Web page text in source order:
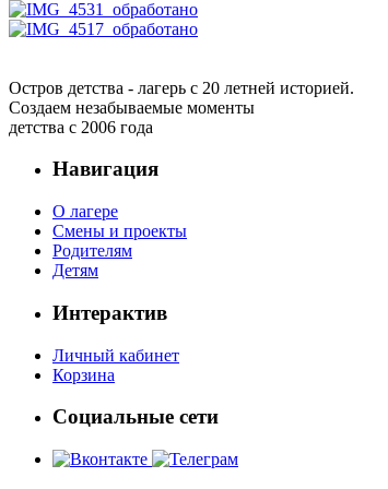
Остров детства - лагерь с 20 летней историей.
Создаем незабываемые моменты
детства с 2006 года
Навигация
О лагере
Смены и проекты
Родителям
Детям
Интерактив
Личный кабинет
Корзина
Социальные сети